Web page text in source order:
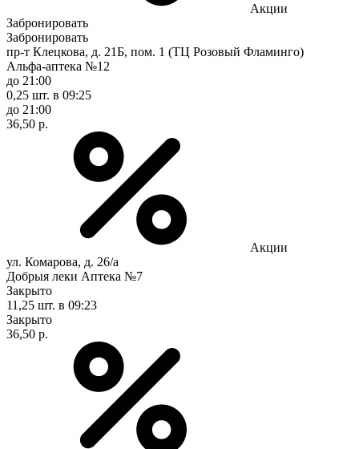
Акции
Забронировать
Забронировать
пр-т Клецкова, д. 21Б, пом. 1 (ТЦ Розовый Фламинго)
Альфа-аптека №12
до 21:00
0,25 шт. в 09:25
до 21:00
36,50 р.
Акции
ул. Комарова, д. 26/а
Добрыя леки Аптека №7
Закрыто
11,25 шт. в 09:23
Закрыто
36,50 р.